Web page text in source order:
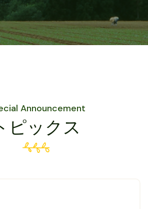
Announcement
ピックス